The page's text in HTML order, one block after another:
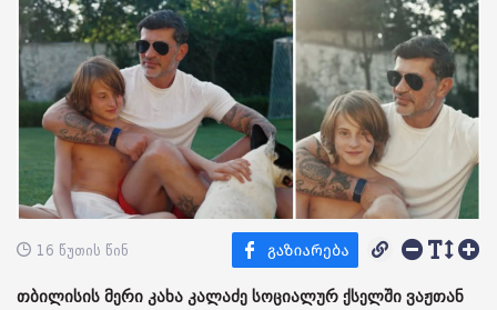
16 წუთის წინ
თბილისის მერი კახა კალაძე სოციალურ ქსელში ვაჟთან